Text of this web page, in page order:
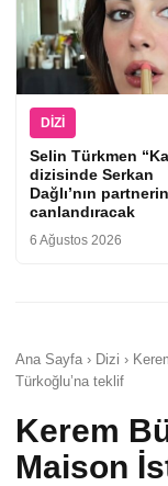
DIZI
Selin Türkmen
dizisinde Serkan
Dağlı’nın
canlandıracak
6 Ağustos 2026
Ana Sayfa › Dizi ›
Türkoğlu’na teklif
Kerem
Maison